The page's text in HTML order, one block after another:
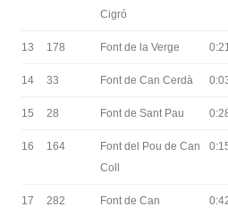
Cigró
13 178 Font de la Verge
14 33 Font de Can Cerdà
15 28 Font de Sant Pau
16 164
Font del Pou de Can
Coll
17 282
Font de Can